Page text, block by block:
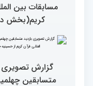
گزارش تصویری
رقابت بخش
دوره مسابقات بین
قرآن کریم